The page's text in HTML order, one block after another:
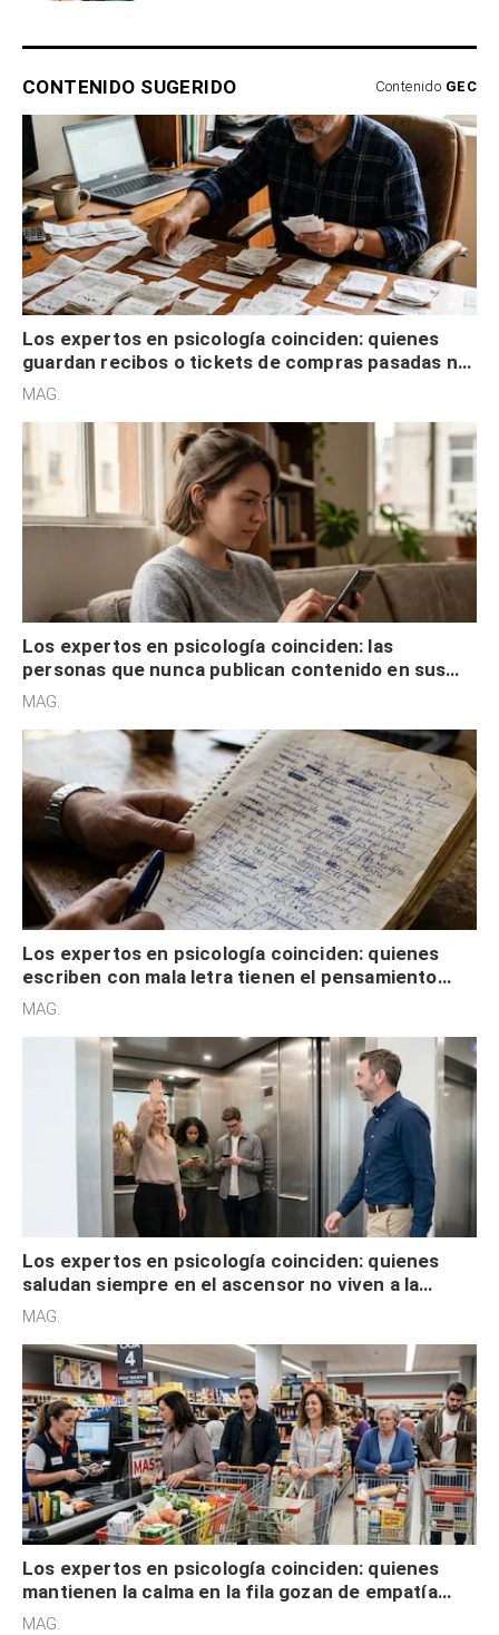
CONTENIDO SUGERIDO Contenido GEC
Los expertos en psicología coinciden: quienes
guardan recibos o tickets de compras pasadas no
son acumuladores, sino que tienen necesidad de
MAG.
Los expertos en psicología coinciden: las
personas que nunca publican contenido en sus
redes sociales no pretenden buscar validación
MAG.
Los expertos en psicología coinciden: quienes
escriben con mala letra tienen el pensamiento
acelerado y no lo hacen por desinterés
MAG.
Los expertos en psicología coinciden: quienes
saludan siempre en el ascensor no viven a la
defensiva y tienen apertura social
MAG.
Los expertos en psicología coinciden: quienes
mantienen la calma en la fila gozan de empatía
cognitiva, gratitud y no solo tienen autocontrol
MAG.